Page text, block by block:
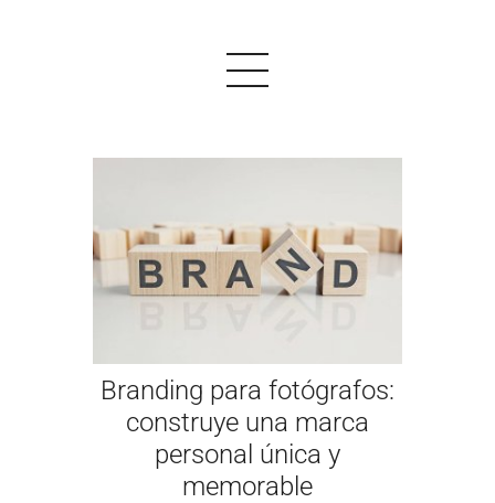
PRODUCTOS
EJEMPLOS
PRECIOS
LOGIN
EMPEZAR AHORA
Branding para fotógrafos:
construye una marca
personal única y
memorable